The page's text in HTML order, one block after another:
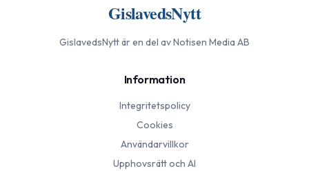
GislavedsNytt
GislavedsNyttär en del av Notisen Media AB
Information
Integritetspolicy
Cookies
Användarvillkor
Upphovsrätt och AI